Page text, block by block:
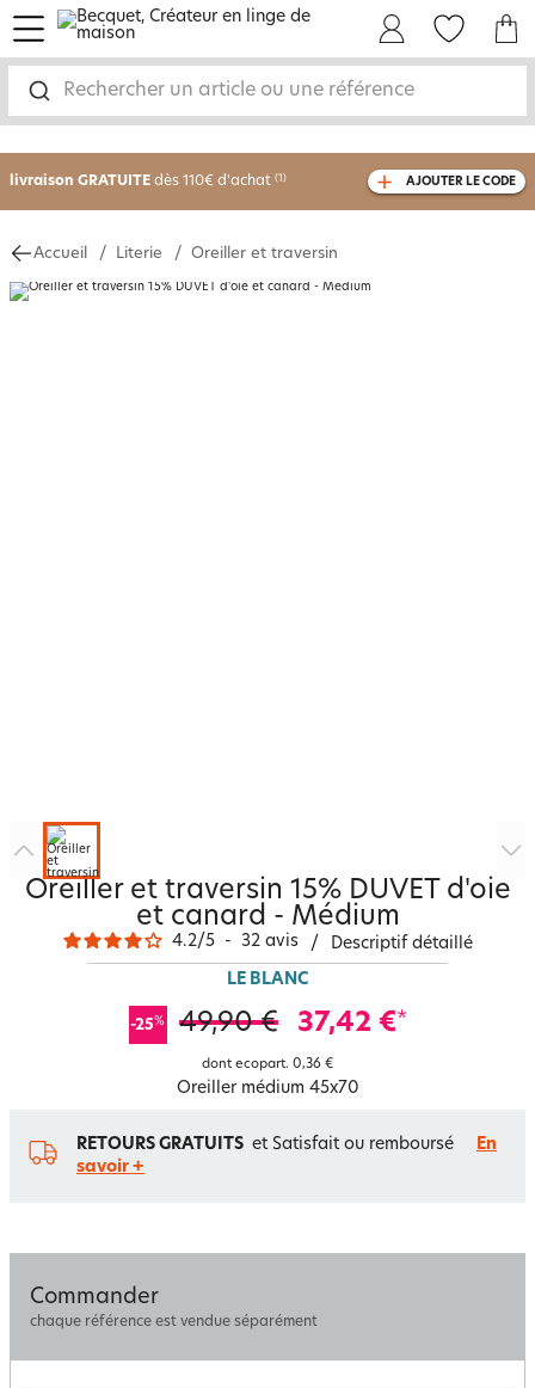
Rechercher un article ou une référence
menu
-30% sur votre commandedès 2 articles
livraison GRATUITE dès 110€ d'achat (1) AJOUTER LE CODE
Accueil Literie Oreiller et traversin
Oreiller et traversin 15% DUVET d'oie
et canard - Médium
4.2/5 - 32 avis / Descriptif détaillé
LE BLANC
-25% 49,90 € 37,42 €*
dont ecopart. 0,36 €
Oreiller médium 45x70
RETOURS GRATUITS et Satisfait ou remboursé
En
savoir +
Commander
chaque référence est vendue séparément